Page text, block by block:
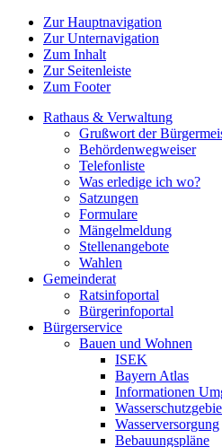
Zur Hauptnavigation
Zur Unternavigation
Zum Inhalt
Zur Seitenleiste
Zum Footer
Rathaus & Verwaltung
Grußwort der
Behördenwegweiser
Telefonliste
Was erledige ich wo?
Satzungen
Formulare
Mängelmeldung
Stellenangebote
Wahlen
Gemeinderat
Ratsinfoportal
Bürgerinfoportal
Bürgerservice
Bauen und Wohnen
ISEK
Bayern Atlas
Informationen
Wasserversorgung
Bebauungspläne